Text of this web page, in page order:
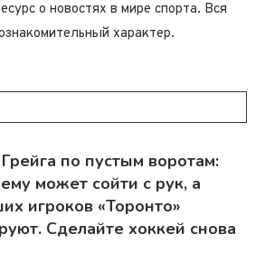
о новостях в мире спорта. Вся
характер.
по пустым воротам:
может сойти с рук, а
игроков «Торонто»
Сделайте хоккей снова